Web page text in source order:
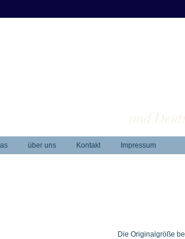
und
über uns Kontakt Impressum
Die Originalgröße